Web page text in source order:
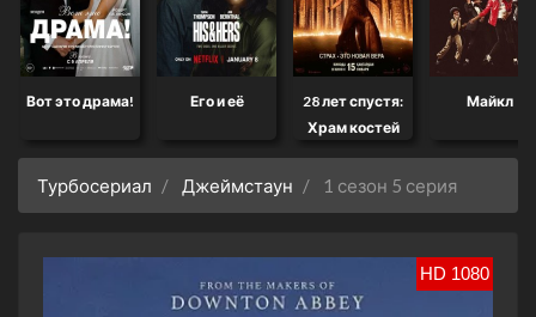
Вот это драма! Его и её
28 лет спустя:
Храм костей
Майкл
Турбосериал Джеймстаун 1 сезон 5 серия
HD 1080